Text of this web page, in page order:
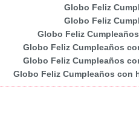
Globo Feliz
Globo Feliz
Globo Feliz
Globo Feliz Cumpleaños
Globo Feliz Cumpleaños
Globo Feliz Cumpleaños con